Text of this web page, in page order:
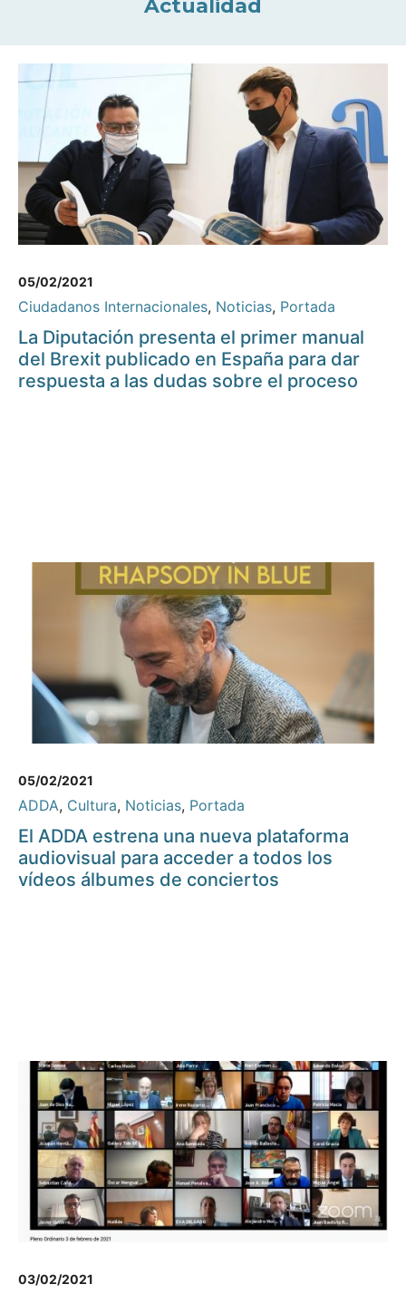
Actualidad
05/02/2021
Ciudadanos Internacionales, Noticias, Portada
La Diputación presenta el primer manual
del Brexit publicado en España para dar
respuesta a las dudas sobre el proceso
05/02/2021
ADDA, Cultura, Noticias, Portada
El ADDA estrena una nueva plataforma
audiovisual para acceder a todos los
vídeos álbumes de conciertos
03/02/2021